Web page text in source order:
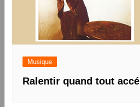
Musique
Ralentir quand tout